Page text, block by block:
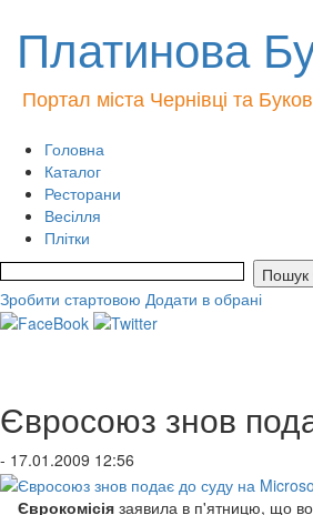
Платинова
Портал міста Чернівці та
Головна
Каталог
Ресторани
Весілля
Плітки
Зробити стартовою Додати в обрані
Євросоюз знов
- 17.01.2009 12:56
Єврокомісія заявила в п'ятницю, що